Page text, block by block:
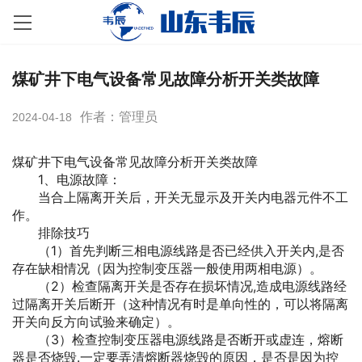
煤矿井下电气设备常见故障分析开关类故障
2024-04-18 作者：管理员
煤矿井下电气设备常见故障分析开关类故障
1、电源故障：
当合上隔离开关后，开关无显示及开关内电器元件不工
作。
排除技巧
（1）首先判断三相电源线路是否已经供入开关内,是否
存在缺相情况（因为控制变压器一般使用两相电源）。
（2）检查隔离开关是否存在损坏情况,造成电源线路经
过隔离开关后断开（这种情况有时是单向性的，可以将隔离
开关向反方向试验来确定）。
（3）检查控制变压器电源线路是否断开或虚连，熔断
器是否烧毁.一定要弄清熔断器烧毁的原因，是否是因为控